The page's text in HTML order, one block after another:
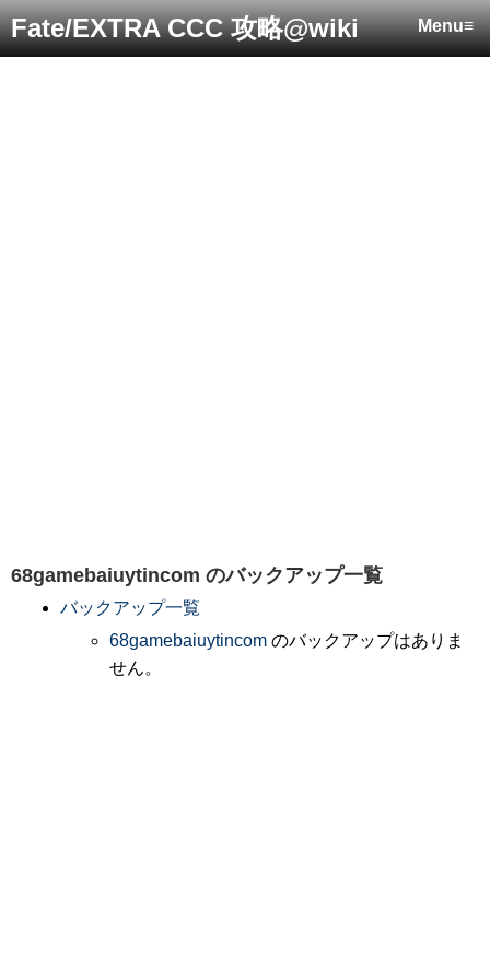
Menu≡
Fate/EXTRA CCC 攻略@wiki
68gamebaiuytincom のバックアップ一覧
バックアップ一覧
68gamebaiuytincom のバックアップはありま
せん。